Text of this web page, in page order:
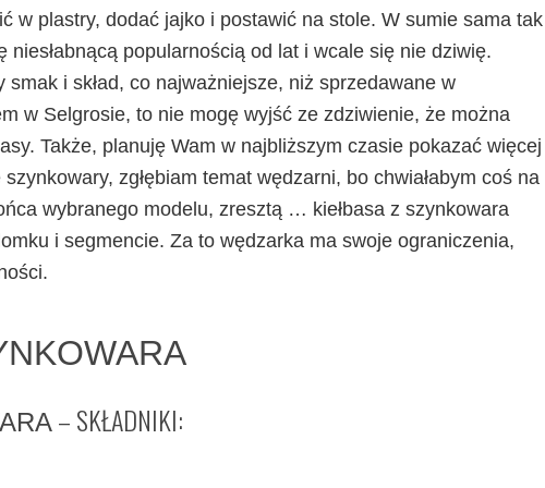
w plastry, dodać jajko i postawić na stole. W sumie sama tak
popularnością od lat i wcale się nie dziwię.
i skład, co najważniejsze, niż sprzedawane w
w Selgrosie, to nie mogę wyjść ze zdziwienie, że można
Także, planuję Wam w najbliższym czasie pokazać więcej
zgłębiam temat wędzarni, bo chwiałabym coś na
wybranego modelu, zresztą … kiełbasa z szynkowara
i segmencie. Za to wędzarka ma swoje ograniczenia,
– SKŁADNIKI: